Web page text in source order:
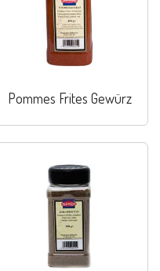
Pommes Frites Gewürz